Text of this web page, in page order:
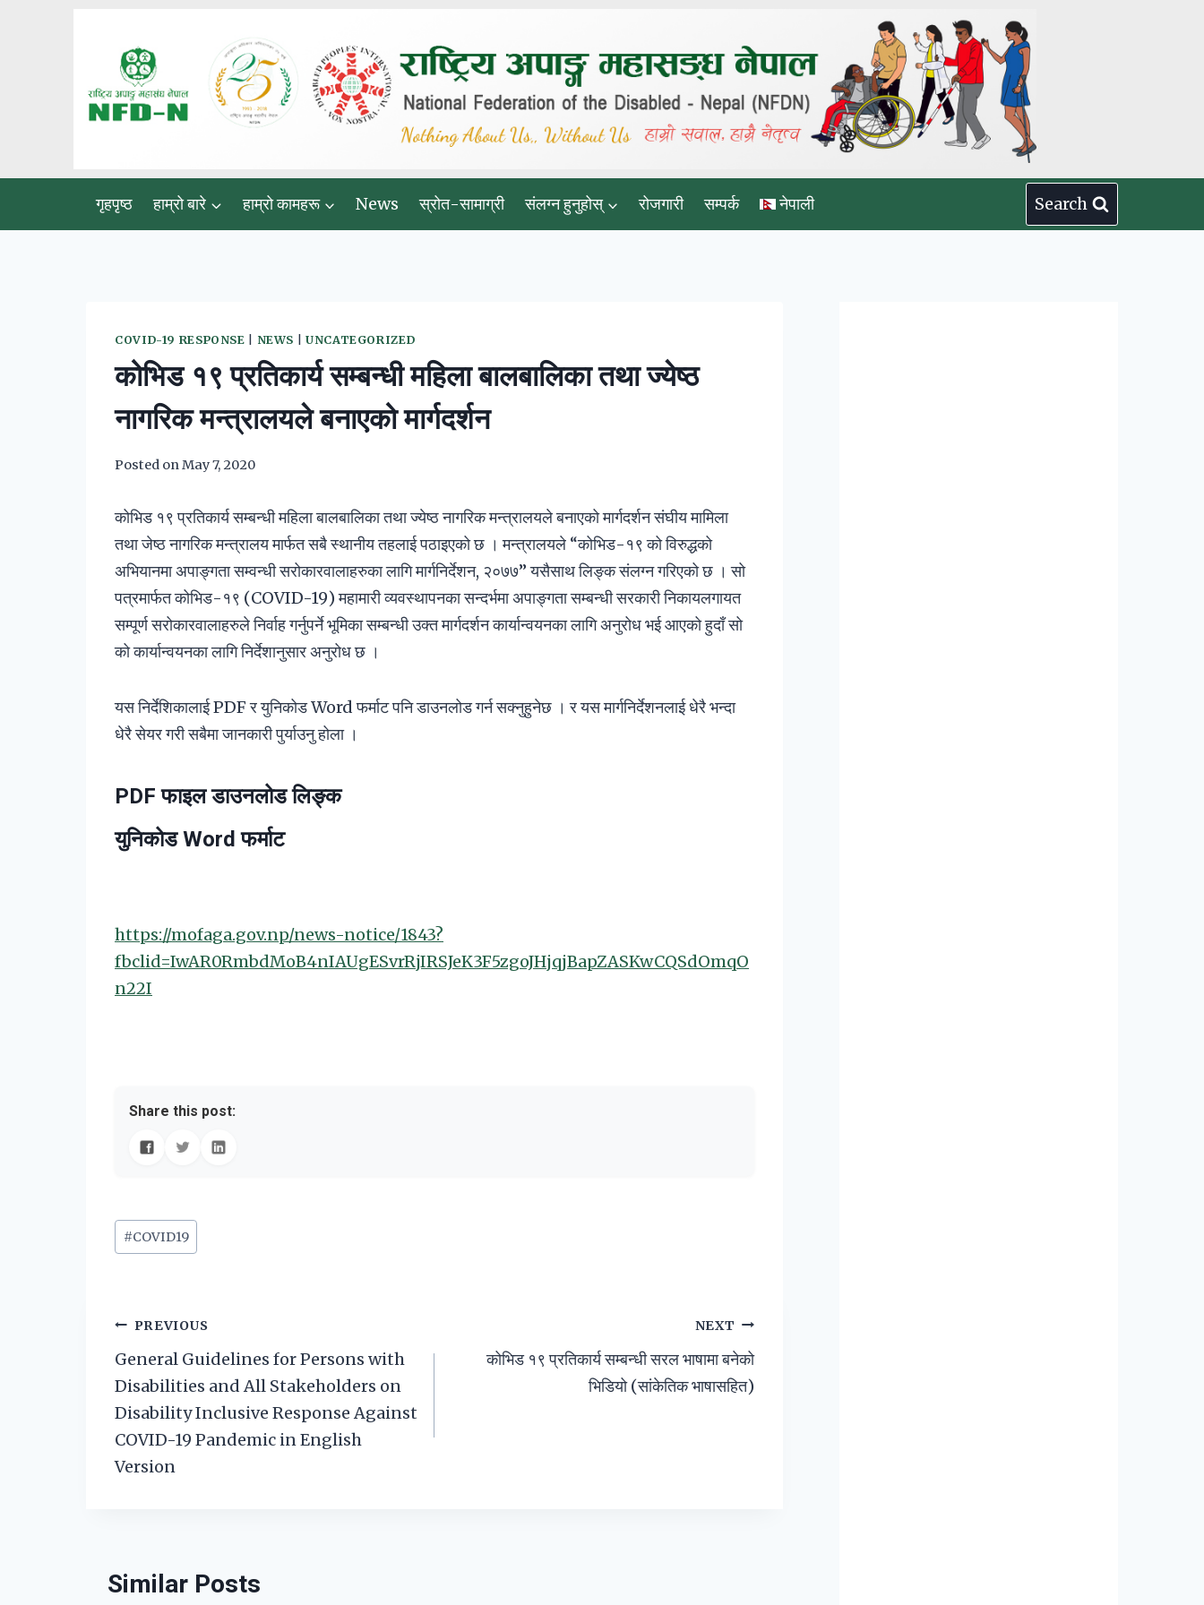
गृहपृष्ठ हाम्रो बारे हाम्रो कामहरू News स्रोत-सामाग्री संलग्न हुनुहोस् रोजगारी सम्पर्क नेपाली Search
COVID-19 RESPONSE NEWS |UNCATEGORIZED
कोभिड १९ प्रतिकार्य सम्बन्धी महिला बालबालिका तथा ज्येष्ठ
नागरिक मन्त्रालयले बनाएको मार्गदर्शन
Posted onMay 7, 2020
कोभिड १९ प्रतिकार्य सम्बन्धी महिला बालबालिका तथा ज्येष्ठ नागरिक मन्त्रालयले बनाएको मार्गदर्शन संघीय मामिला
तथा जेष्ठ नागरिक मन्त्रालय मार्फत सबै स्थानीय तहलाई पठाइएको छ । मन्त्रालयले “कोभिड-१९ को विरुद्धको
अभियानमा अपाङ्गता सम्वन्धी सरोकारवालाहरुका लागि मार्गनिर्देशन, २०७७” यसैसाथ लिङ्क संलग्न गरिएको छ । सो
पत्रमार्फत कोभिड-१९ (COVID-19) महामारी व्यवस्थापनका सन्दर्भमा अपाङ्गता सम्बन्धी सरकारी निकायलगायत
सम्पूर्ण सरोकारवालाहरुले निर्वाह गर्नुपर्ने भूमिका सम्बन्धी उक्त मार्गदर्शन कार्यान्वयनका लागि अनुरोध भई आएको हुदाँ सो
को कार्यान्वयनका लागि निर्देशानुसार अनुरोध छ ।
यस निर्देशिकालाई PDF र युनिकोड Word फर्माट पनि डाउनलोड गर्न सक्नुहुनेछ । र यस मार्गनिर्देशनलाई धेरै भन्दा
धेरै सेयर गरी सबैमा जानकारी पुर्याउनु होला ।
PDF फाइल डाउनलोड लिङ्क
युनिकोड Word फर्माट
https://mofaga.gov.np/news-notice/1843?
fbclid=IwAR0RmbdMoB4nIAUgESvrRjIRSJeK3F5zgoJHjqjBapZASKwCQSdOmqO
n22I
Share this post:
Post
Tags:
#COVID19
Post
navigation
PREVIOUS
General Guidelines for Persons with
Disabilities and All Stakeholders on
Disability Inclusive Response Against
COVID-19 Pandemic in English
Version
NEXT
कोभिड १९ प्रतिकार्य सम्बन्धी सरल भाषामा बनेको
भिडियो (सांकेतिक भाषासहित)
Similar Posts